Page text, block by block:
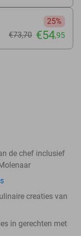
25%
€73,70 €54,95
de chef inclusief
creaties van
in gerechten met